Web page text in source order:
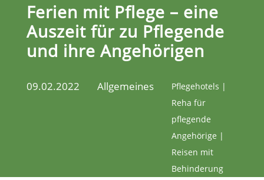
Ferien mit Pflege – eine
Auszeit für zu Pflegende
und ihre Angehörigen
09.02.2022 Allgemeines
Pflegehotels |
Reha für
pflegende
Angehörige |
Reisen mit
Behinderung